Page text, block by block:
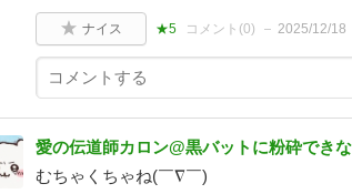
ナイス ★5 コメント(0) 2025/12/18
愛の伝道師カロン@黒バットに粉砕でき
むちゃくちゃね(￣∇￣)